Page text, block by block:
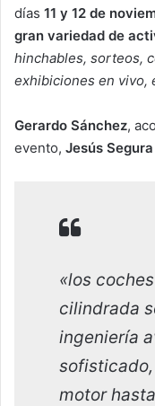
días 11 y 12 de
gran variedad de
hinchables, sorteos,
exhibiciones en vivo,
Gerardo Sánchez,
evento, Jesús
«los
cilindrada
ingeniería
motor